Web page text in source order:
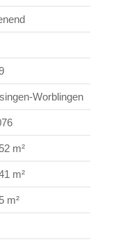
Worblingen
m²
m²
m²